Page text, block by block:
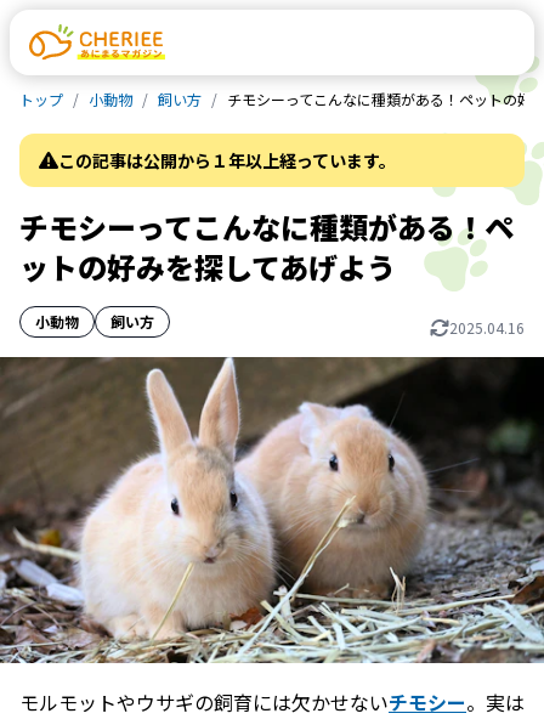
トップ 小動物 飼い方 チモシーってこんなに種類がある！ペットの好
この記事は公開から１年以上経っています。
チモシーってこんなに種類がある！ペ
ットの好みを探してあげよう
小動物 飼い方 2025.04.16
モルモットやウサギの飼育には欠かせないチモシー。実は